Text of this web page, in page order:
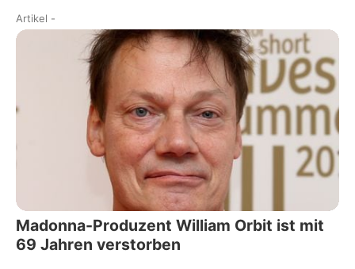
Artikel -
Madonna-Produzent William Orbit ist mit
69 Jahren verstorben